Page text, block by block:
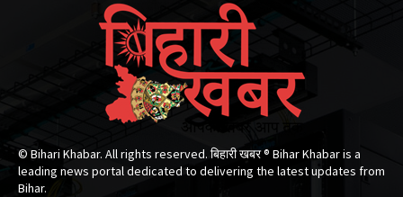
© Bihari Khabar. All rights reserved. बिहारी खबर ®​ Bihar Khabar is a
leading news portal dedicated to delivering the latest updates from
Bihar.